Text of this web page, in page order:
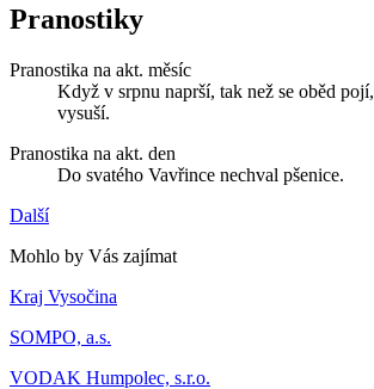
Pranostiky
Pranostika na akt. měsíc
Když v srpnu naprší, tak než se oběd
vysuší.
Pranostika na akt. den
Do svatého Vavřince nechval pšenice.
Další
Mohlo by Vás zajímat
Kraj Vysočina
SOMPO, a.s.
VODAK Humpolec, s.r.o.